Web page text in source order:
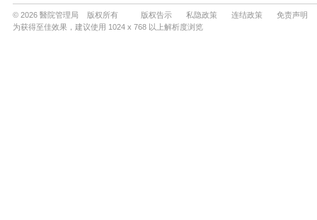
© 2026 醫院管理局 版权所有 版权告示 私隐政策 连结政策
免责声明
为获得至佳效果，建议使用 1024 x 768 以上解析度浏览